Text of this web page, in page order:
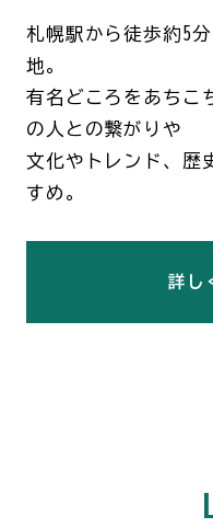
札幌駅から徒歩約5
地。
有名どころをあちこ
の人との繋がりや
文化やトレンド、歴
すめ。
詳し